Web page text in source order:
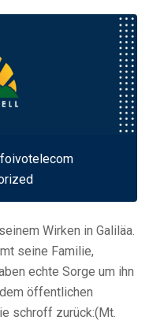
Wirken in Galiläa.
seine Familie,
echte Sorge um ihn
öffentlichen
schroff zurück:(Mt.